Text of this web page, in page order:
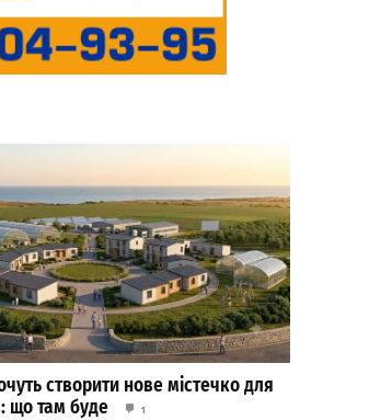
створити нове містечко для
що там буде
1